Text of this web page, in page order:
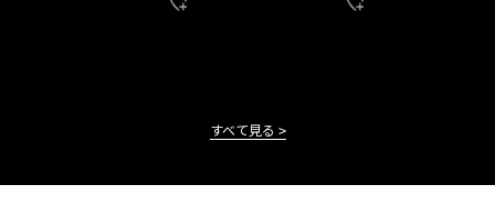
すべて見る